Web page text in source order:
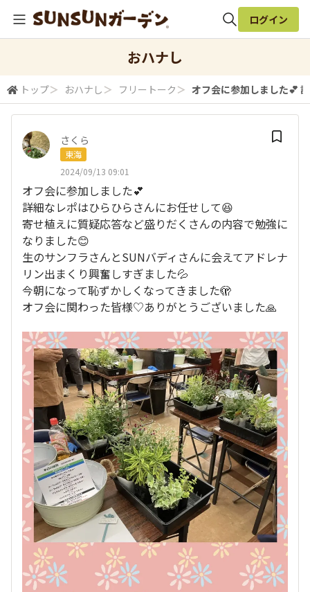
検索
ログイン
おハナし
トップ＞ おハナし ＞ フリートーク ＞ オフ会に参加しました💕
さくら
東海
2024/09/13 09:01
オフ会に参加しました💕
詳細なレポはひらひらさんにお任せして😆
寄せ植えに質疑応答など盛りだくさんの内容で勉強に
なりました😊
生のサンフラさんとSUNバディさんに会えてアドレナ
リン出まくり興奮しすぎました💦
今朝になって恥ずかしくなってきました🫣
オフ会に関わった皆様♡ありがとうございました🙏